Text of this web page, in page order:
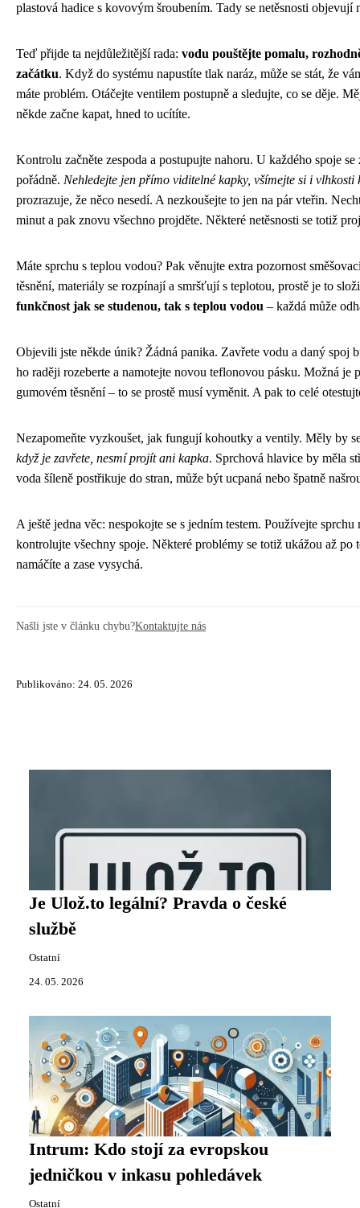
plastová hadice s kovovým šroubením. Tady se netěsnosti objevují
Teď přijde ta nejdůležitější rada: vodu pouštějte pomalu,
začátku. Když do systému napustíte tlak naráz, může se stát, že
máte problém. Otáčejte ventilem postupně a sledujte, co se děje.
někde začne kapat, hned to ucítíte.
Kontrolu začněte zespoda a postupujte nahoru. U každého spoje se
pořádně. Nehledejte jen přímo viditelné kapky, všímejte si i vlhkosti
prozrazuje, že něco nesedí. A nezkoušejte to jen na pár vteřin.
minut a pak znovu všechno projděte. Některé netěsnosti se totiž
Máte sprchu s teplou vodou? Pak věnujte extra pozornost
těsnění, materiály se rozpínají a smršťují s teplotou, prostě je to
funkčnost jak se studenou, tak s teplou vodou – každá může
Objevili jste někde únik? Žádná panika. Zavřete vodu a daný spoj
ho raději rozeberte a namotejte novou teflonovou pásku. Možná je
gumovém těsnění – to se prostě musí vyměnit. A pak to celé
Nezapomeňte vyzkoušet, jak fungují kohoutky a ventily. Měly by
když je zavřete, nesmí projít ani kapka. Sprchová hlavice by měla
voda šíleně postřikuje do stran, může být ucpaná nebo špatně
A ještě jedna věc: nespokojte se s jedním testem. Používejte
kontrolujte všechny spoje. Některé problémy se totiž ukážou až po
namáčíte a zase vysychá.
Našli jste v článku chybu?Kontaktujte nás
Publikováno: 24. 05. 2026
Je Ulož.to legální? Pravda o české
službě
Ostatní
24. 05. 2026
Intrum: Kdo stojí za evropskou
jedničkou v inkasu pohledávek
Ostatní